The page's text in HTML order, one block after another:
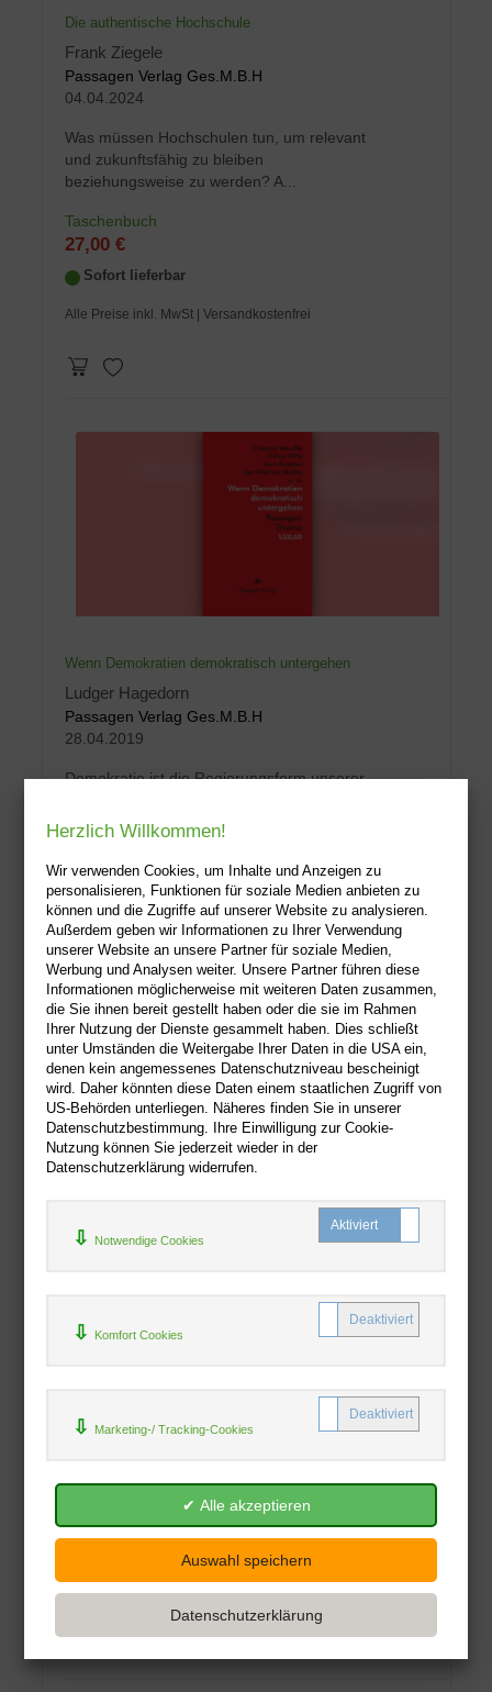
Die authentische Hochschule
Frank Ziegele
Passagen Verlag Ges.M.B.H
04.04.2024
Was müssen Hochschulen tun, um relevant
und zukunftsfähig zu bleiben
beziehungsweise zu werden? A...
Taschenbuch
27,00 €
Sofort lieferbar
Alle Preise inkl. MwSt | Versandkostenfrei
Wenn Demokratien demokratisch untergehen
Ludger Hagedorn
Passagen Verlag Ges.M.B.H
28.04.2019
Demokratie ist die Regierungsform unserer
gleichsam von i...
Taschenbuch
24,70 €
Sofort lieferbar
Alle Preise inkl. MwSt| Versandkostenfrei
Jacques Derrida
Drei Essays über den gegebenen Namen -
so Derridas Vorschlag, den Faden zu
26,70 €
Sofort lieferbar
Alle Preise inkl. MwSt| Versandkostenfrei
Herzlich Willkommen!
Wir verwenden Cookies, um Inhalte und Anzeigen zu
personalisieren, Funktionen für soziale Medien anbieten zu
können und die Zugriffe auf unserer Website zu analysieren.
Außerdem geben wir Informationen zu Ihrer Verwendung
unserer Website an unsere Partner für soziale Medien,
Werbung und Analysen weiter. Unsere Partner führen diese
Informationen möglicherweise mit weiteren Daten zusammen,
die Sie ihnen bereit gestellt haben oder die sie im Rahmen
Ihrer Nutzung der Dienste gesammelt haben. Dies schließt
unter Umständen die Weitergabe Ihrer Daten in die USA ein,
denen kein angemessenes Datenschutzniveau bescheinigt
wird. Daher könnten diese Daten einem staatlichen Zugriff von
US-Behörden unterliegen. Näheres finden Sie in unserer
Datenschutzbestimmung. Ihre Einwilligung zur Cookie-
Nutzung können Sie jederzeit wieder in der
Datenschutzerklärung widerrufen.
Notwendige Cookies
Komfort Cookies
Marketing-/ Tracking-Cookies